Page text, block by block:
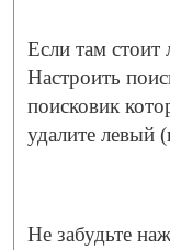
Если там стоит
Настроить
поисковик
удалите левый
Не забудьте